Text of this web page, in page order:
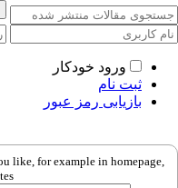
ورود خودکار
ثبت نام
بازیابی رمز عبور
like, for example in homepage,